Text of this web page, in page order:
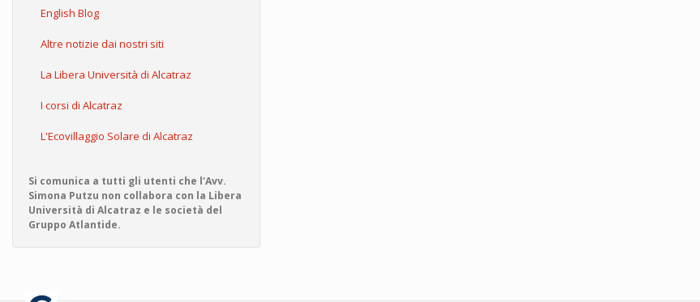
English Blog
Altre notizie dai nostri siti
La Libera Università di Alcatraz
I corsi di Alcatraz
L'Ecovillaggio Solare di Alcatraz
Si comunica a tutti gli utenti che l'Avv.
Simona Putzu non collabora con la Libera
Università di Alcatraz e le società del
Gruppo Atlantide.